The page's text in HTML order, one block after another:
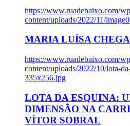
https://www.ruadebaixo.com/
content/uploads/2022/11/
MARIA LUÍSA
https://www.ruadebaixo.com/
content/uploads/2022/10/lota-
335x256.jpg
LOTA DA ESQUINA:
DIMENSÃO NA
VÍTOR SOBRAL